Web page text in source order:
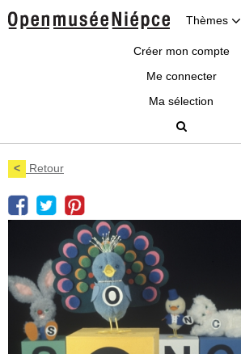
Thèmes
Créer mon compte
Me connecter
Ma sélection
< Retour